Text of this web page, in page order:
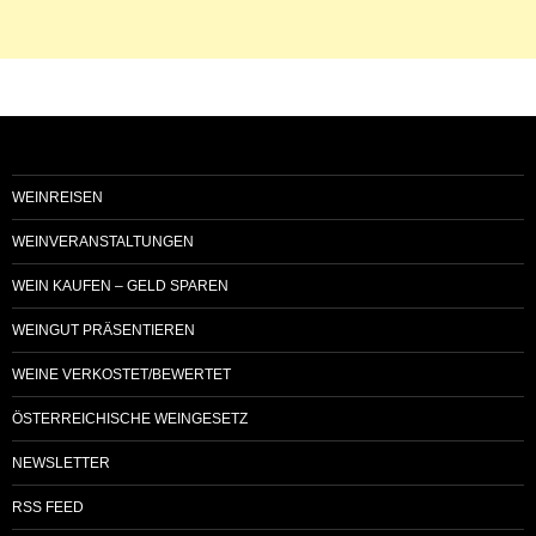
WEINREISEN
WEINVERANSTALTUNGEN
WEIN KAUFEN – GELD SPAREN
WEINGUT PRÄSENTIEREN
WEINE VERKOSTET/BEWERTET
ÖSTERREICHISCHE WEINGESETZ
NEWSLETTER
RSS FEED